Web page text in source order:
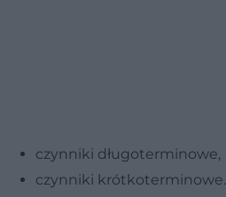
czynniki długoterminowe,
czynniki krótkoterminowe.